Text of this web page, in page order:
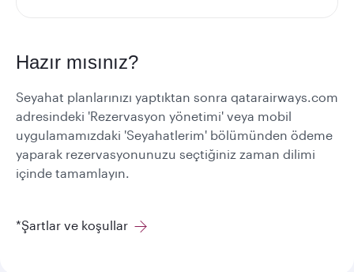
Hazır mısınız?
Seyahat planlarınızı yaptıktan sonra qatarairways.com
adresindeki 'Rezervasyon yönetimi' veya mobil
uygulamamızdaki 'Seyahatlerim' bölümünden ödeme
yaparak rezervasyonunuzu seçtiğiniz zaman dilimi
içinde tamamlayın.
*Şartlar ve koşullar